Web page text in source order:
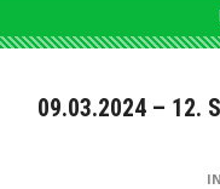
09.03.2024 – 12.
IN